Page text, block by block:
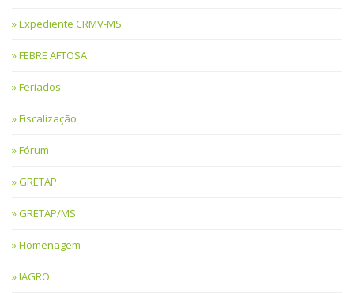
Expediente CRMV-MS
FEBRE AFTOSA
Feriados
Fiscalização
Fórum
GRETAP
GRETAP/MS
Homenagem
IAGRO